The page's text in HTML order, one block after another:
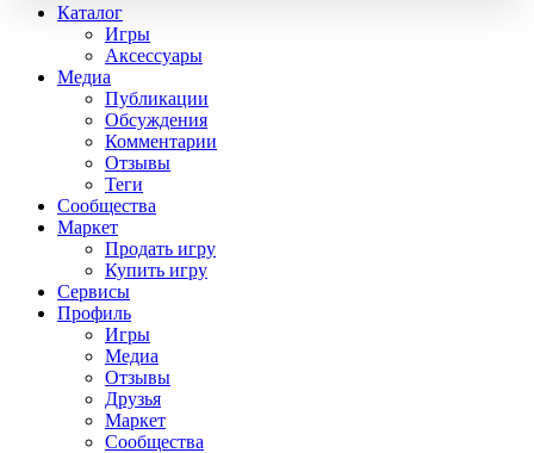
Каталог
Игры
Аксессуары
Медиа
Публикации
Обсуждения
Комментарии
Отзывы
Теги
Сообщества
Маркет
Продать игру
Купить игру
Сервисы
Профиль
Игры
Медиа
Отзывы
Друзья
Маркет
Сообщества